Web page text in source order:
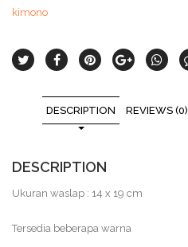
kimono
DESCRIPTION REVIEWS (0)
DESCRIPTION
Ukuran waslap : 14 x 19 cm
Tersedia beberapa warna